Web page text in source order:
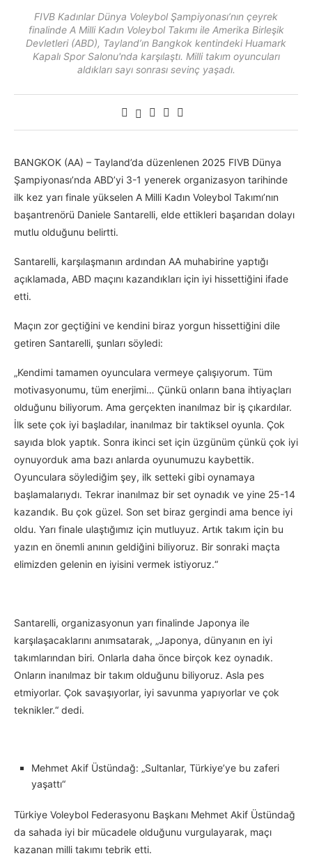
FIVB Kadınlar Dünya Voleybol Şampiyonası’nın çeyrek
finalinde A Milli Kadın Voleybol Takımı ile Amerika Birleşik
Devletleri (ABD), Tayland’ın Bangkok kentindeki Huamark
Kapalı Spor Salonu'nda karşılaştı. Milli takım oyuncuları
aldıkları sayı sonrası sevinç yaşadı.
BANGKOK (AA) – Tayland’da düzenlenen 2025 FIVB Dünya
Şampiyonası’nda ABD’yi 3-1 yenerek organizasyon tarihinde
ilk kez yarı finale yükselen A Milli Kadın Voleybol Takımı’nın
başantrenörü Daniele Santarelli, elde ettikleri başarıdan dolayı
mutlu olduğunu belirtti.
Santarelli, karşılaşmanın ardından AA muhabirine yaptığı
açıklamada, ABD maçını kazandıkları için iyi hissettiğini ifade
etti.
Maçın zor geçtiğini ve kendini biraz yorgun hissettiğini dile
getiren Santarelli, şunları söyledi:
„Kendimi tamamen oyunculara vermeye çalışıyorum. Tüm
motivasyonumu, tüm enerjimi… Çünkü onların bana ihtiyaçları
olduğunu biliyorum. Ama gerçekten inanılmaz bir iş çıkardılar.
İlk sete çok iyi başladılar, inanılmaz bir taktiksel oyunla. Çok
sayıda blok yaptık. Sonra ikinci set için üzgünüm çünkü çok iyi
oynuyorduk ama bazı anlarda oyunumuzu kaybettik.
Oyunculara söylediğim şey, ilk setteki gibi oynamaya
başlamalarıydı. Tekrar inanılmaz bir set oynadık ve yine 25-14
kazandık. Bu çok güzel. Son set biraz gergindi ama bence iyi
oldu. Yarı finale ulaştığımız için mutluyuz. Artık takım için bu
yazın en önemli anının geldiğini biliyoruz. Bir sonraki maçta
elimizden gelenin en iyisini vermek istiyoruz.“
Santarelli, organizasyonun yarı finalinde Japonya ile
karşılaşacaklarını anımsatarak, „Japonya, dünyanın en iyi
takımlarından biri. Onlarla daha önce birçok kez oynadık.
Onların inanılmaz bir takım olduğunu biliyoruz. Asla pes
etmiyorlar. Çok savaşıyorlar, iyi savunma yapıyorlar ve çok
teknikler.“ dedi.
Mehmet Akif Üstündağ: „Sultanlar, Türkiye’ye bu zaferi
yaşattı“
Türkiye Voleybol Federasyonu Başkanı Mehmet Akif Üstündağ
da sahada iyi bir mücadele olduğunu vurgulayarak, maçı
kazanan milli takımı tebrik etti.